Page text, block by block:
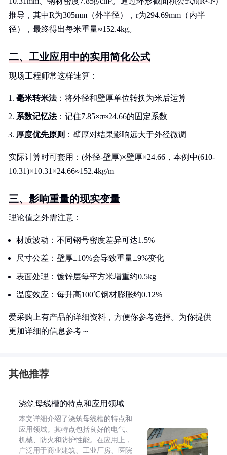
推导，其中R为305mm（外半径），r为294.69mm（内半
径），最终得出每米重量≈152.4kg。
二、工业应用中的实用简化公式
现场工程师常这样速算：
毫米转米法：将外径和壁厚单位转换为米后运算
系数记忆法：记住7.85×π≈24.66的固定系数
厚度优先原则 ：壁厚对结果影响远大于外径微调
实际计算时可套用：(外径-壁厚)×壁厚×24.66，本例中(610-
10.31)×10.31×24.66≈152.4kg/m
三、影响重量的现实变量
理论值之外需注意：
材质波动：不同钢号密度差异可达1.5%
尺寸公差：壁厚±10%会导致重量±9%变化
表面处理：镀锌层每平方米增重约0.5kg
温度效应：每升高100℃钢材膨胀约0.12%
爱采购上有产品的详细资料，方便你参考选择。为你提供
更加详细的信息参考～
其他推荐
浇筑母线槽的特点和应用领域
本文详细介绍了浇筑母线槽的特点和
应用领域。其特点包括良好的电气、
机械、防火和防护性能。在应用上，
广泛用于商业建筑、工业厂房、医院